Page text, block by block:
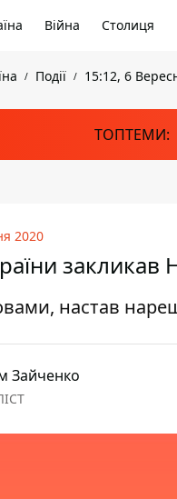
Війна Столиця
Події 15:12, 6
ТОПТЕМИ:
2020
закликав
настав
Зайченко